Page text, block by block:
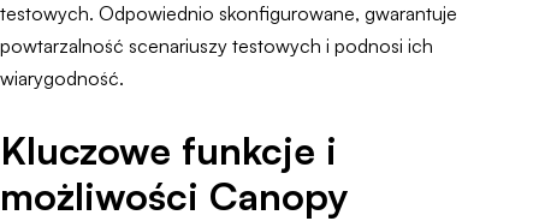
testowych. Odpowiednio skonfigurowane, gwarantuje
powtarzalność scenariuszy testowych i podnosi ich
wiarygodność.
Kluczowe funkcje i
możliwości Canopy